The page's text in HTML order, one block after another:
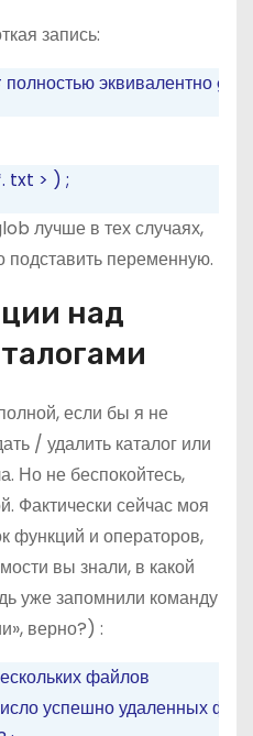
запись:
эквивалентно
txt > ) ;
лучше в тех случаях,
переменную.
над
если бы я не
/ удалить каталог или
Но не беспокойтесь,
Фактически сейчас моя
функций и операторов,
вы знали, в какой
уже запомнили команду
верно?) :
файлов
успешно удаленных